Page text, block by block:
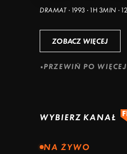
DRAMAT · 1993 · 1H 3MIN · 12
ZOBACZ WIĘCEJ
PRZEWIŃ PO WIĘCEJ
WYBIERZ KANAŁ
NA ŻYWO